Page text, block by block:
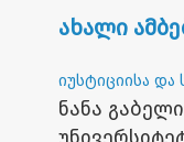
ახალი
იუსტიციისა და
ნანა